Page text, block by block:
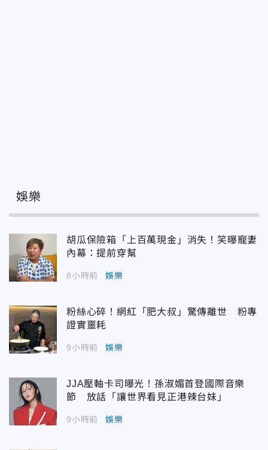
娛樂
胡瓜保險箱「上百萬現金」消失！笑曝寵妻
內幕：提前穿幫
8小時前 娛樂
粉絲心碎！網紅「肥大叔」驚傳離世 粉專
證實噩耗
9小時前 娛樂
JJA壓軸卡司曝光！孫淑媚首登國際音樂
節 放話「讓世界看見正港辣台妹」
9小時前 娛樂